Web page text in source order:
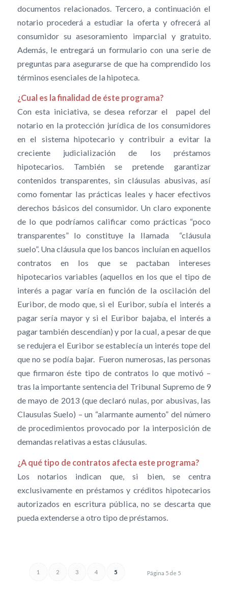
documentos relacionados. Tercero, a continuación el
notario procederá a estudiar la oferta y ofrecerá al
consumidor su asesoramiento imparcial y gratuito.
Además, le entregará un formulario con una serie de
preguntas para asegurarse de que ha comprendido los
términos esenciales de la hipoteca.
¿Cual es la finalidad de éste programa?
Con esta iniciativa, se desea reforzar el papel del
notario en la protección jurídica de los consumidores
en el sistema hipotecario y contribuir a evitar la
creciente judicialización de los préstamos
hipotecarios. También se pretende garantizar
contenidos transparentes, sin cláusulas abusivas, así
como fomentar las prácticas leales y hacer efectivos
derechos básicos del consumidor. Un claro exponente
de lo que podríamos calificar como prácticas “poco
transparentes” lo constituye la llamada “cláusula
suelo”. Una cláusula que los bancos incluían en aquellos
contratos en los que se pactaban intereses
hipotecarios variables (aquellos en los que el tipo de
interés a pagar varía en función de la oscilación del
Euribor, de modo que, si el Euribor, subía el interés a
pagar sería mayor y si el Euribor bajaba, el interés a
pagar también descendían) y por la cual, a pesar de que
se redujera el Euribor se establecía un interés tope del
que no se podía bajar. Fueron numerosas, las personas
que firmaron éste tipo de contratos lo que motivó –
tras la importante sentencia del Tribunal Supremo de 9
de mayo de 2013 (que declaró nulas, por abusivas, las
Clausulas Suelo) – un “alarmante aumento” del número
de procedimientos provocado por la interposición de
demandas relativas a estas cláusulas.
¿A qué tipo de contratos afecta este programa?
Los notarios indican que, si bien, se centra
exclusivamente en préstamos y créditos hipotecarios
autorizados en escritura pública, no se descarta que
pueda extenderse a otro tipo de préstamos.
Página 5 de 5
1 2 3 4 5